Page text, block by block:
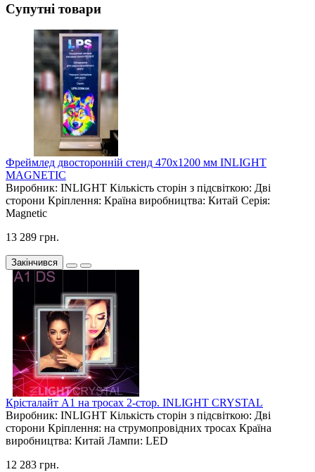
Супутні товари
Фреймлед двосторонній стенд 470х1200 мм INLIGHT
MAGNETIC
Виробник: INLIGHT Кількість сторін з підсвіткою: Дві
сторони Кріплення: Країна виробництва: Китай Серія:
Magnetic
13 289 грн.
Закінчився
Крісталайт А1 на тросах 2-стор. INLIGHT CRYSTAL
Виробник: INLIGHT Кількість сторін з підсвіткою: Дві
сторони Кріплення: на струмопровідних тросах Країна
виробництва: Китай Лампи: LED
12 283 грн.